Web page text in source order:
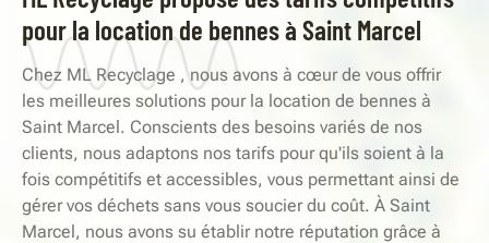
pour la location de bennes à Saint Marcel
Chez ML Recyclage , nous avons à cœur de vous offrir
les meilleures solutions pour la location de bennes à
Saint Marcel. Conscients des besoins variés de nos
clients, nous adaptons nos tarifs pour qu'ils soient à la
fois compétitifs et accessibles, vous permettant ainsi de
gérer vos déchets sans vous soucier du coût. À Saint
Marcel, nous avons su établir notre réputation grâce à